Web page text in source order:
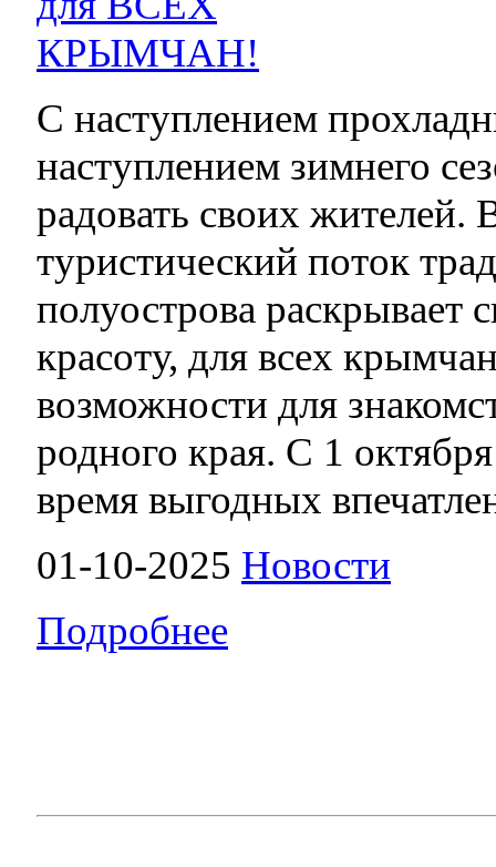
С наступлением
наступлением зимнего
радовать своих жителей.
туристический поток
полуострова
красоту, для всех
возможности для
родного края. С 1
время выгодных
01-10-2025 Новости
Подробнее